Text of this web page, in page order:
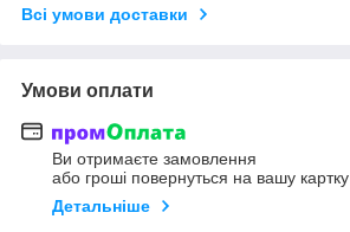
Всі умови доставки
Умови оплати
Ви отримаєте замовлення
або гроші повернуться на вашу картку
Детальніше